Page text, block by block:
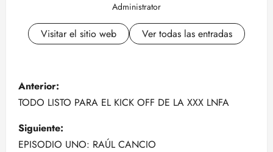
Administrator
Visitar el sitio web Ver todas las entradas
N
a
v
Anterior:
TODO LISTO PARA EL KICK OFF DE LA XXX LNFA
Siguiente:
EPISODIO UNO: RAÚL CANCIO